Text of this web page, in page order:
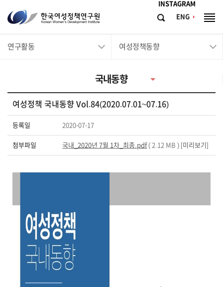
INSTAGRAM
ENG
한
국
여
연
구
원
Korean
Women's
Development
검
체
연구활동 여성정책동향
국내동향
여성정책 국내동향 Vol.84(2020.07.01~07.16)
등록일 2020-07-17
첨부파일 국내_2020년 7월 1차_최종.pdf( 2.12 MB ) [미리보기]